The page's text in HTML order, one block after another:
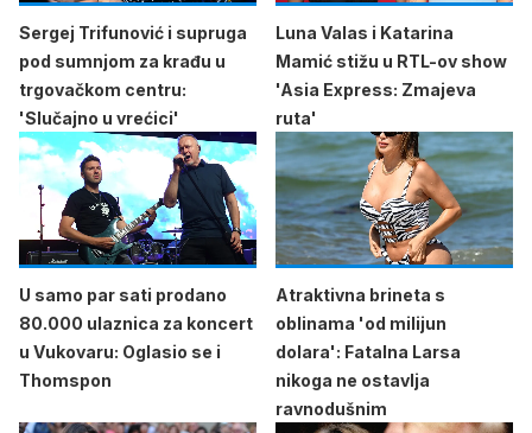
Sergej Trifunović i supruga
pod sumnjom za krađu u
trgovačkom centru:
'Slučajno u vrećici'
Luna Valas i Katarina
Mamić stižu u RTL-ov show
'Asia Express: Zmajeva
ruta'
U samo par sati prodano
80.000 ulaznica za koncert
u Vukovaru: Oglasio se i
Thomspon
Atraktivna brineta s
oblinama 'od milijun
dolara': Fatalna Larsa
nikoga ne ostavlja
ravnodušnim